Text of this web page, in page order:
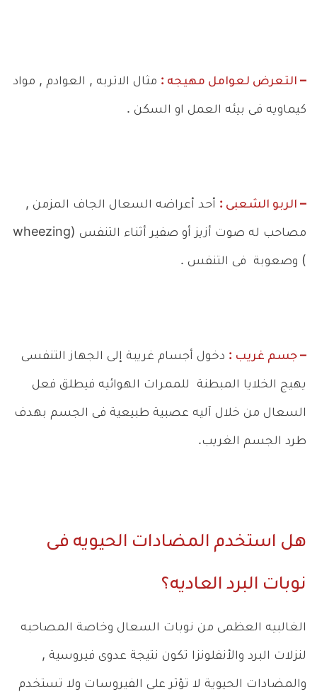
– التعرض لعوامل مهيجه : مثال الاتربه , العوادم , مواد
كيماويه فى بيئه العمل او السكن .
– الربو الشعبى : أحد أعراضه السعال الجاف المزمن ,
مصاحب له صوت أزيز أو صفير أثناء التنفس (wheezing
) وصعوبة فى التنفس .
– جسم غريب : دخول أجسام غريبة إلى الجهاز التنفسى
يهيج الخلايا المبطنة للممرات الهوائيه فيطلق فعل
السعال من خلال آليه عصبية طبيعية فى الجسم بهدف
طرد الجسم الغريب.
هل استخدم المضادات الحيويه فى
نوبات البرد العاديه؟
الغالبيه العظمى من نوبات السعال وخاصة المصاحبه
لنزلات البرد والأنفلونزا تكون نتيجة عدوى فيروسية ,
والمضادات الحيوية لا تؤثر على الفيروسات ولا تستخدم